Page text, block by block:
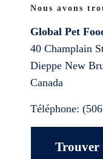
Nous avons
Global Pet
40 Champlain
Dieppe New
Canada
Téléphone:
Trouver